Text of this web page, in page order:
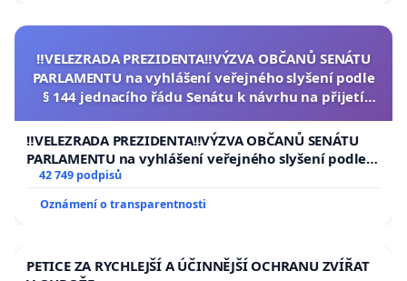
‼️VELEZRADA PREZIDENTA‼️VÝZVA OBČANŮ SENÁTU
PARLAMENTU na vyhlášení veřejného slyšení podle
§ 144 jednacího řádu Senátu k návrhu na přijetí
republiky
‼️VELEZRADA PREZIDENTA‼️VÝZVA OBČANŮ SENÁTU
PARLAMENTU na vyhlášení veřejného slyšení podle §
144 jednacího řádu Senátu k návrhu na přijetí
usnesení k podání ústavní žaloby na prezidenta
republiky
42 749 podpisů
Oznámení o transparentnosti
PETICE ZA RYCHLEJŠÍ A ÚČINNĚJŠÍ OCHRANU ZVÍŘAT